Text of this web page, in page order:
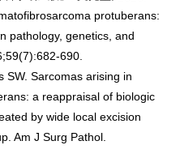
protuberans:
pathology, genetics, and
690.
SW. Sarcomas arising in
a reappraisal of biologic
by wide local excision
Am J Surg Pathol.